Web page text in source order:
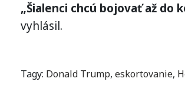
„Šialenci chcú bojovať až do
vyhlásil.
Tagy: Donald Trump, eskortovanie,